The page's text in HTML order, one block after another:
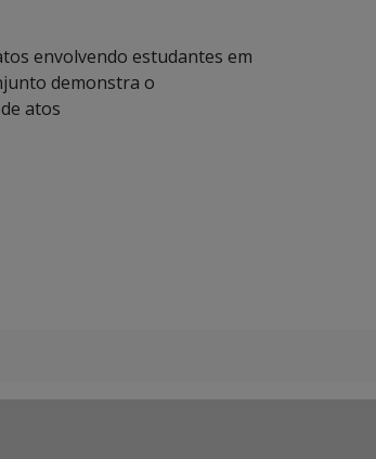
envolvendo estudantes em
demonstra o
atos